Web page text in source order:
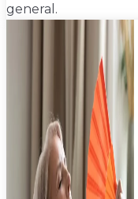
general.